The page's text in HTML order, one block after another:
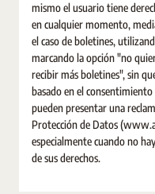
mismo el usuario tiene
en cualquier momento,
el caso de boletines,
marcando la opción "no
recibir más boletines", sin
basado en el
pueden presentar una
Protección de Datos
especialmente cuando no
de sus derechos.